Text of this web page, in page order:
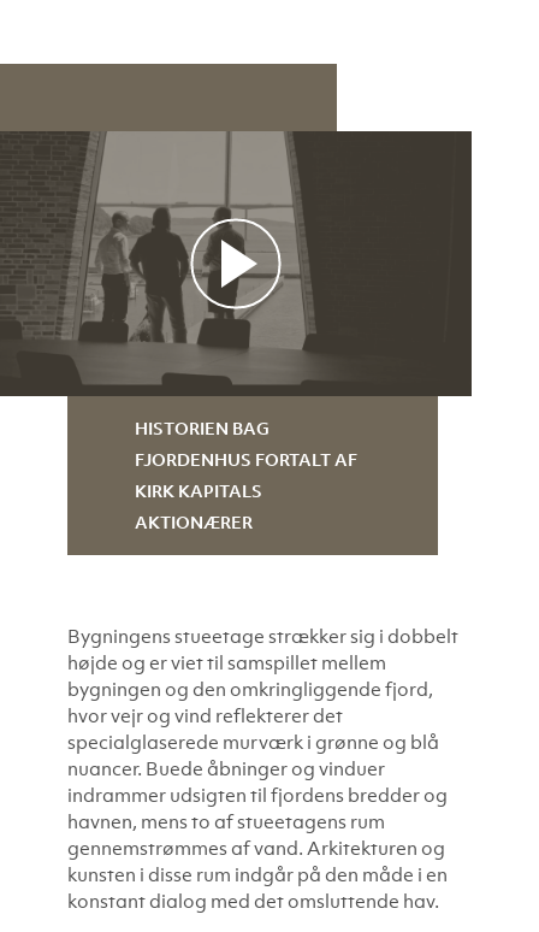
HISTORIEN BAG
FJORDENHUS FORTALT AF
KIRK KAPITALS
AKTIONÆRER
Bygningens stueetage strækker sig i dobbelt
højde og er viet til samspillet mellem
bygningen og den omkringliggende fjord,
hvor vejr og vind reflekterer det
specialglaserede murværk i grønne og blå
nuancer. Buede åbninger og vinduer
indrammer udsigten til fjordens bredder og
havnen, mens to af stueetagens rum
gennemstrømmes af vand. Arkitekturen og
kunsten i disse rum indgår på den måde i en
konstant dialog med det omsluttende hav.